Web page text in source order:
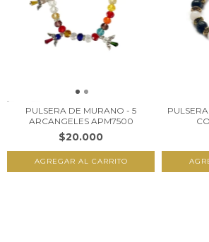
PULSERA DE MURANO - 5
ARCANGELES APM7500
$20.000